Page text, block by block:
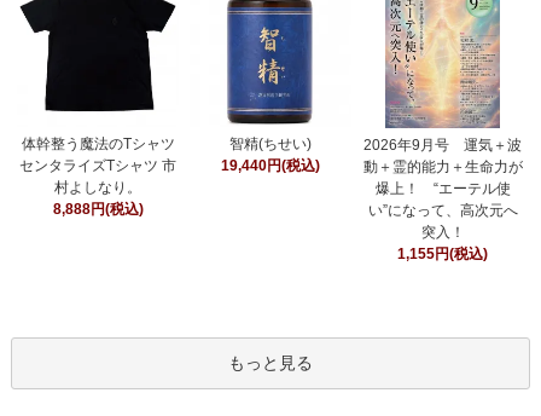
体幹整う魔法のTシャツ
センタライズTシャツ 市
村よしなり。
8,888円(税込)
智精(ちせい)
19,440円(税込)
2026年9月号 運気＋波
動＋霊的能力＋生命力が
爆上！ “エーテル使
い”になって、高次元へ
突入！
1,155円(税込)
もっと見る